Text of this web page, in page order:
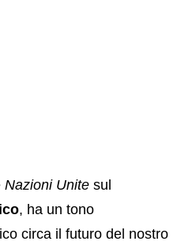
Nazioni Unite sul
, ha un tono
circa il futuro del nostro